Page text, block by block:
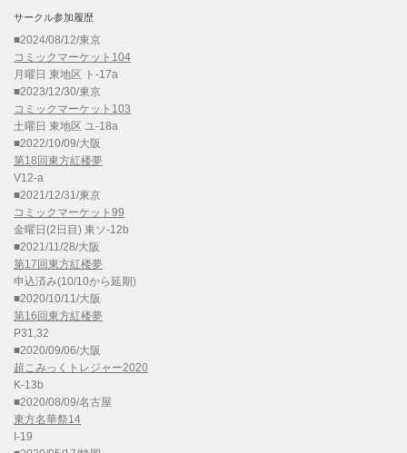
サークル参加履歴
■2024/08/12/東京
コミックマーケット104
月曜日 東地区 ト-17a
■2023/12/30/東京
コミックマーケット103
土曜日 東地区 ユ-18a
■2022/10/09/大阪
第18回東方紅楼夢
V12-a
■2021/12/31/東京
コミックマーケット99
金曜日(2日目) 東ソ-12b
■2021/11/28/大阪
第17回東方紅楼夢
申込済み(10/10から延期)
■2020/10/11/大阪
第16回東方紅楼夢
P31,32
■2020/09/06/大阪
超こみっくトレジャー2020
K-13b
■2020/08/09/名古屋
東方名華祭14
I-19